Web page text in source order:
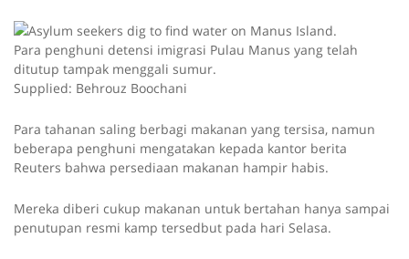
Para penghuni detensi imigrasi Pulau Manus yang telah
ditutup tampak menggali sumur.
Supplied: Behrouz Boochani
Para tahanan saling berbagi makanan yang tersisa, namun
beberapa penghuni mengatakan kepada kantor berita
Reuters bahwa persediaan makanan hampir habis.
Mereka diberi cukup makanan untuk bertahan hanya sampai
penutupan resmi kamp tersedbut pada hari Selasa.